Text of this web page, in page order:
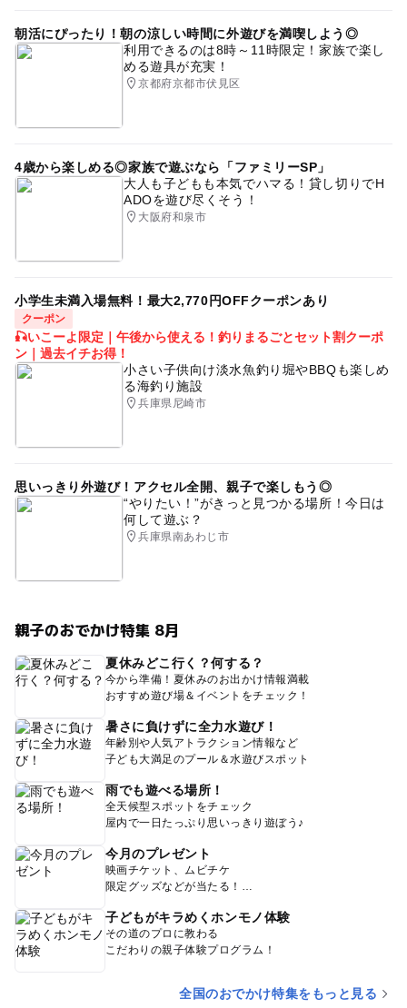
朝活にぴったり！朝の涼しい時間に外遊びを満喫しよう◎
利用できるのは8時～11時限定！家族で楽し
める遊具が充実！
京都府京都市伏見区
4歳から楽しめる◎家族で遊ぶなら「ファミリーSP」
大人も子どもも本気でハマる！貸し切りでH
ADOを遊び尽くそう！
大阪府和泉市
小学生未満入場無料！最大2,770円OFFクーポンあり
クーポン
🎣いこーよ限定｜午後から使える！釣りまるごとセット割クーポ
ン｜過去イチお得！
小さい子供向け淡水魚釣り堀やBBQも楽しめ
る海釣り施設
兵庫県尼崎市
思いっきり外遊び！アクセル全開、親子で楽しもう◎
“やりたい！”がきっと見つかる場所！今日は
何して遊ぶ？
兵庫県南あわじ市
親子のおでかけ特集 8月
夏休みどこ行く？何する？
今から準備！夏休みのお出かけ情報満載
おすすめ遊び場＆イベントをチェック！
暑さに負けずに全力水遊び！
年齢別や人気アトラクション情報など
子ども大満足のプール＆水遊びスポット
雨でも遊べる場所！
全天候型スポットをチェック
屋内で一日たっぷり思いっきり遊ぼう♪
今月のプレゼント
映画チケット、ムビチケ
限定グッズなどが当たる！
子どもがキラめくホンモノ体験
その道のプロに教わる
こだわりの親子体験プログラム！
全国のおでかけ特集をもっと見る